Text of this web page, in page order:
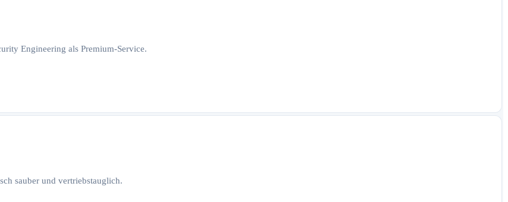
Engineering als Premium-Service.
sauber und vertriebstauglich.